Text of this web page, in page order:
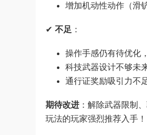
增加机动性动作（滑
✔ 不足 ：
操作手感仍有待优化
科技武器设计不够未
通行证奖励吸引力不
期待改进 ：解除武器限制
玩法的玩家强烈推荐入手！